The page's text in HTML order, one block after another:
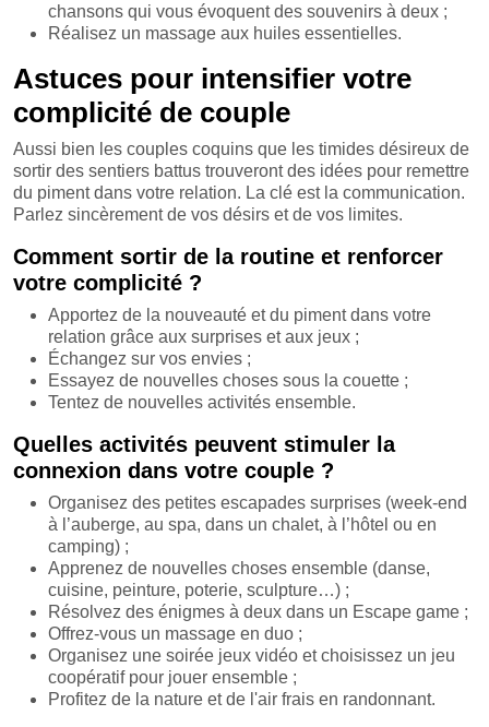
chansons qui vous évoquent des souvenirs à deux ;
Réalisez un massage aux huiles essentielles.
Astuces pour intensifier votre
complicité de couple
Aussi bien les couples coquins que les timides désireux de
sortir des sentiers battus trouveront des idées pour remettre
du piment dans votre relation. La clé est la communication.
Parlez sincèrement de vos désirs et de vos limites.
Comment sortir de la routine et renforcer
votre complicité ?
Apportez de la nouveauté et du piment dans votre
relation grâce aux surprises et aux jeux ;
Échangez sur vos envies ;
Essayez de nouvelles choses sous la couette ;
Tentez de nouvelles activités ensemble.
Quelles activités peuvent stimuler la
connexion dans votre couple ?
Organisez des petites escapades surprises (week-end
à l’auberge, au spa, dans un chalet, à l’hôtel ou en
camping) ;
Apprenez de nouvelles choses ensemble (danse,
cuisine, peinture, poterie, sculpture…) ;
Résolvez des énigmes à deux dans un Escape game ;
Offrez-vous un massage en duo ;
Organisez une soirée jeux vidéo et choisissez un jeu
coopératif pour jouer ensemble ;
Profitez de la nature et de l'air frais en randonnant.